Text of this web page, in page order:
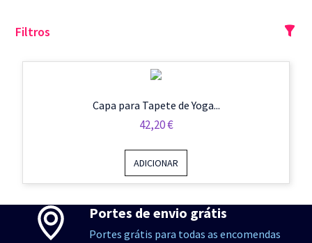
Filtros
Capa para Tapete de Yoga...
42,20€
ADICIONAR
Portes de envio grátis
Portes grátis para todas as encomendas